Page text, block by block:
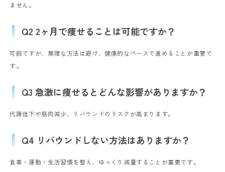
ません。
Q2 2ヶ月で痩せることは可能ですか？
可能ですが、無理な方法は避け、健康的なペースで進めることが重要で
す。
Q3 急激に痩せるとどんな影響がありますか？
代謝低下や筋肉減少、リバウンドのリスクが高まります。
Q4 リバウンドしない方法はありますか？
食事・運動・生活習慣を整え、ゆっくり減量することが重要です。